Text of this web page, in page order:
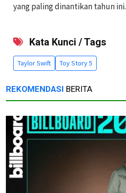
yang paling dinantikan tahun ini.
Kata Kunci / Tags
Taylor Swift Toy Story 5
REKOMENDASI BERITA